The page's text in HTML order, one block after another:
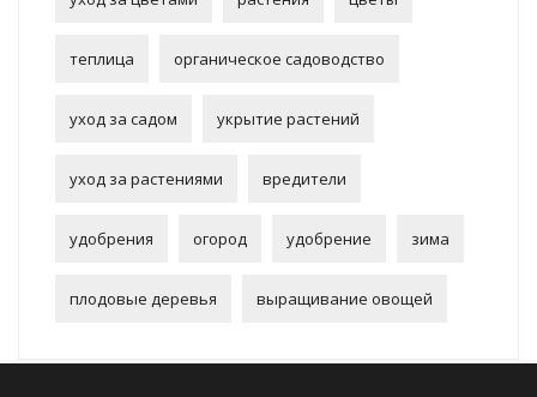
теплица органическое садоводство
уход за садом укрытие растений
уход за растениями вредители
удобрения огород удобрение зима
плодовые деревья выращивание овощей